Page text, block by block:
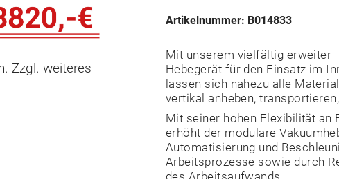
Zzgl. weiteres
Artikelnummer: B014833
Mit unserem vielfältig erweiter-
Hebegerät für den Einsatz im
lassen sich nahezu alle
vertikal anheben,
Mit seiner hohen Flexibilität an
erhöht der modulare
Automatisierung und
Arbeitsprozesse sowie durch